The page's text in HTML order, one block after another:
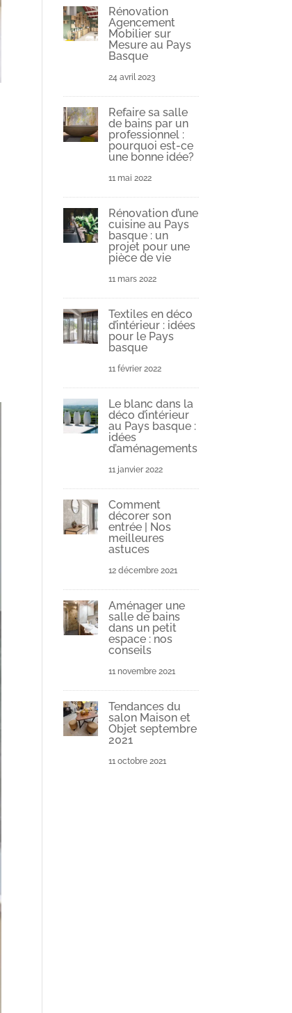
Rénovation
Agencement
Mobilier sur
Mesure au Pays
Basque
24 avril 2023
Refaire sa salle
de bains par un
professionnel :
pourquoi est-ce
une bonne idée?
11 mai 2022
Rénovation d’une
cuisine au Pays
basque : un
projet pour une
pièce de vie
11 mars 2022
Textiles en déco
d’intérieur : idées
pour le Pays
basque
11 février 2022
Le blanc dans la
déco d’intérieur
au Pays basque :
idées
d’aménagements
11 janvier 2022
Comment
décorer son
entrée | Nos
meilleures
astuces
12 décembre 2021
Aménager une
salle de bains
dans un petit
espace : nos
conseils
11 novembre 2021
Tendances du
salon Maison et
Objet septembre
2021
11 octobre 2021